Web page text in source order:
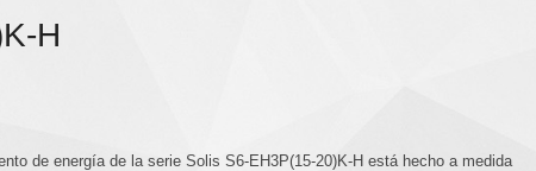
H
de energía de la serie Solis S6-EH3P(15-20)K-H está hecho a medida